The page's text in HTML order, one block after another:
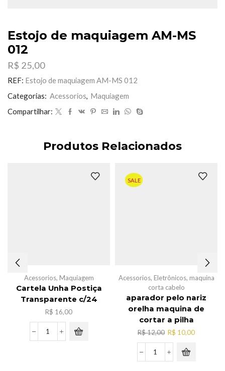
Estojo de maquiagem AM-MS
012
R$ 25,00
REF: Estojo de maquiagem AM-MS 012
Categorias: Acessorios, Maquiagem
Compartilhar:
Produtos Relacionados
Acessorios, Maquiagem
Cartela Unha Postiça
Transparente c/24
R$ 16,00
Cartela
SALE
Acessorios, Eletrônicos, maquina
corta cabelo
aparador pelo nariz
orelha maquina de
cortar a pilha
R$12,00 O
preço
original
era:
R$ 10,00O
aparador